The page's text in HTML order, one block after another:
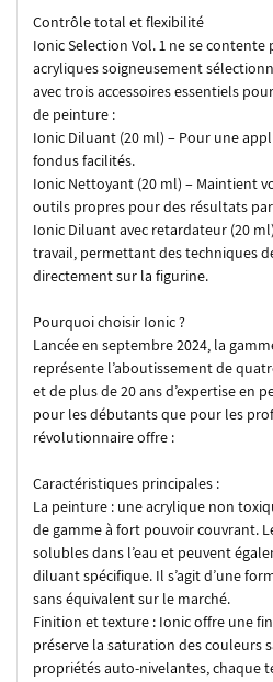
Contrôle total et flexibilité
Ionic Selection Vol. 1 ne se contente
acryliques soigneusement
avec trois accessoires essentiels
de peinture :
Ionic Diluant (20 ml) – Pour une
fondus facilités.
Ionic Nettoyant (20 ml) – Maintient
outils propres pour des résultats
Ionic Diluant avec retardateur (20
travail, permettant des techniques
directement sur la figurine.
Pourquoi choisir Ionic ?
Lancée en septembre 2024, la
représente l’aboutissement de
et de plus de 20 ans d’expertise en
pour les débutants que pour les
révolutionnaire offre :
Caractéristiques principales :
La peinture : une acrylique non
de gamme à fort pouvoir couvrant.
solubles dans l’eau et peuvent
diluant spécifique. Il s’agit d’une
sans équivalent sur le marché.
Finition et texture : Ionic offre une
préserve la saturation des couleurs
propriétés auto-nivelantes, chaque